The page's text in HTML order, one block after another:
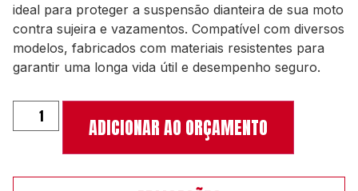
ideal para proteger a suspensão dianteira de sua moto
contra sujeira e vazamentos. Compatível com diversos
modelos, fabricados com materiais resistentes para
garantir uma longa vida útil e desempenho seguro.
ADICIONAR AO ORÇAMENTO